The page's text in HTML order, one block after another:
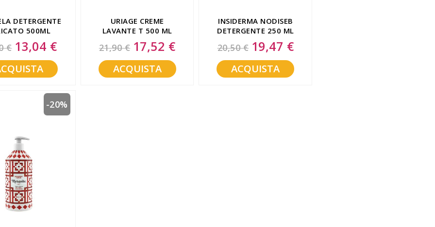
DETERGENTE
500ML
€ Special
Price
13,04 €
URIAGE CREME
LAVANTE T 500 ML
21,90 € Special
Price
17,52 €
ACQUISTA
INSIDERMA NODISEB
DETERGENTE 250 ML
20,50 € Special
Price
19,47 €
ACQUISTA
-20%